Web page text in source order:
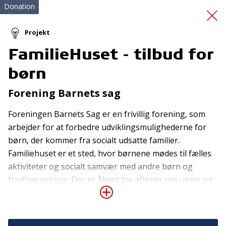
Cykelhjelme
Donation
Projekt
FamilieHuset - tilbud for
børn
Forening Barnets sag
Foreningen Barnets Sag er en frivillig forening, som
arbejder for at forbedre udviklingsmulighederne for
børn, der kommer fra socialt udsatte familier.
Familiehuset er et sted, hvor børnene mødes til fælles
aktiviteter og socialt samvær med andre børn og
frivillige voksne. Der er åbent tre aftener om ugen, og
det er primært sårbare børn i 7-12-års alderen, som
mobning, har et begrænset socialt netværk eller
Tilmeld nyhedsbrev
De seneste nyheder om TrygFondens og TryghedsGruppens
aktiviteter direkte i din indbakke.